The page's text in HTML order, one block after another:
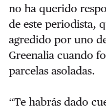
no ha querido
de este periodista,
agredido por uno
Greenalia cuando
parcelas asoladas.
“Te habrás dado